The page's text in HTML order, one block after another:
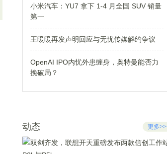
小米汽车：YU7 拿下 1-4 月全国 SUV 销量
第一
王暖暖再发声明回应与无忧传媒解约争议
OpenAI IPO内忧外患缠身，奥特曼能否力
挽破局？
动态 更多>>